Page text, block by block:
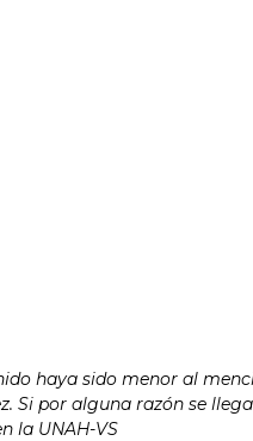
haya sido menor al
Si por alguna razón se
la UNAH-VS